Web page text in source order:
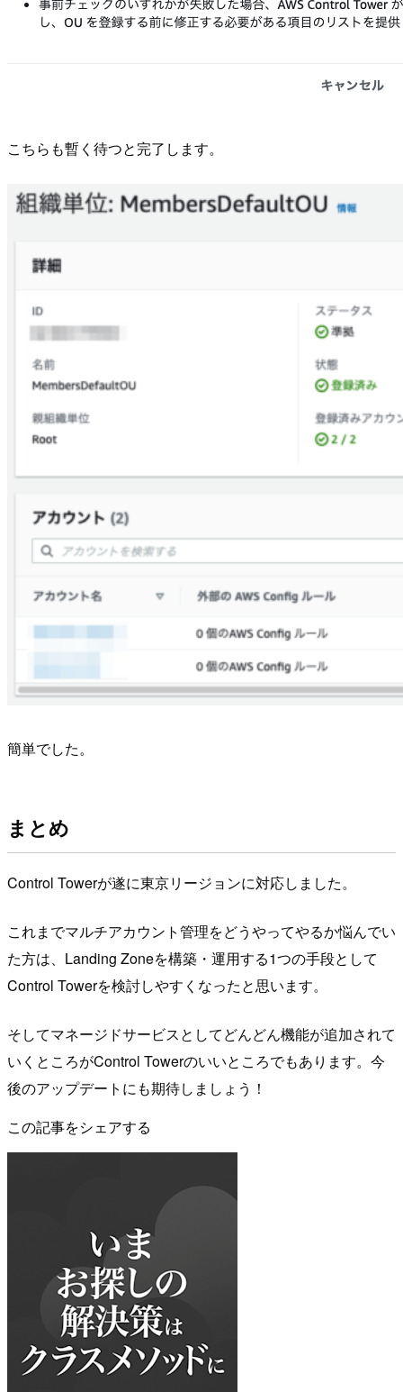
こちらも暫く待つと完了します。
簡単でした。
まとめ
Control Towerが遂に東京リージョンに対応しました。
これまでマルチアカウント管理をどうやってやるか悩んでい
た方は、Landing Zoneを構築・運用する1つの手段として
Control Towerを検討しやすくなったと思います。
そしてマネージドサービスとしてどんどん機能が追加されて
いくところがControl Towerのいいところでもあります。今
後のアップデートにも期待しましょう！
この記事をシェアする